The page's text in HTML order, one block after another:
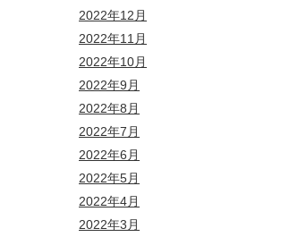
2022年12月
2022年11月
2022年10月
2022年9月
2022年8月
2022年7月
2022年6月
2022年5月
2022年4月
2022年3月